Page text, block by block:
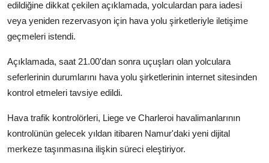
edildiğine dikkat çekilen açıklamada, yolculardan para iadesi
veya yeniden rezervasyon için hava yolu şirketleriyle iletişime
geçmeleri istendi.
Açıklamada, saat 21.00'dan sonra uçuşları olan yolculara
seferlerinin durumlarını hava yolu şirketlerinin internet sitesinden
kontrol etmeleri tavsiye edildi.
Hava trafik kontrolörleri, Liege ve Charleroi havalimanlarının
kontrolünün gelecek yıldan itibaren Namur'daki yeni dijital
merkeze taşınmasına ilişkin süreci eleştiriyor.